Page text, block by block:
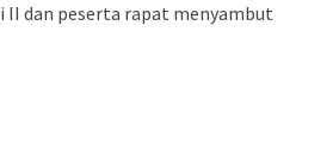
II dan peserta rapat menyambut